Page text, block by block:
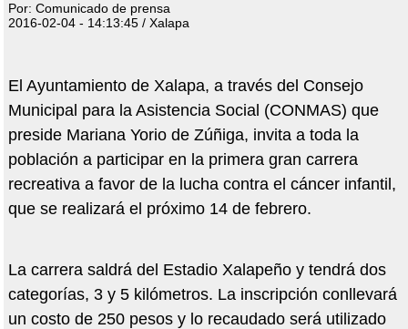
Por: Comunicado de prensa
2016-02-04 - 14:13:45 / Xalapa
El Ayuntamiento de Xalapa, a través del Consejo
Municipal para la Asistencia Social (CONMAS) que
preside Mariana Yorio de Zúñiga, invita a toda la
población a participar en la primera gran carrera
recreativa a favor de la lucha contra el cáncer infantil,
que se realizará el próximo 14 de febrero.
La carrera saldrá del Estadio Xalapeño y tendrá dos
categorías, 3 y 5 kilómetros. La inscripción conllevará
un costo de 250 pesos y lo recaudado será utilizado